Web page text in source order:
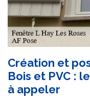
Création et
Bois et PVC :
à appeler